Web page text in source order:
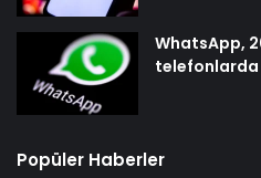
WhatsApp,
telefonlarda
Popüler Haberler